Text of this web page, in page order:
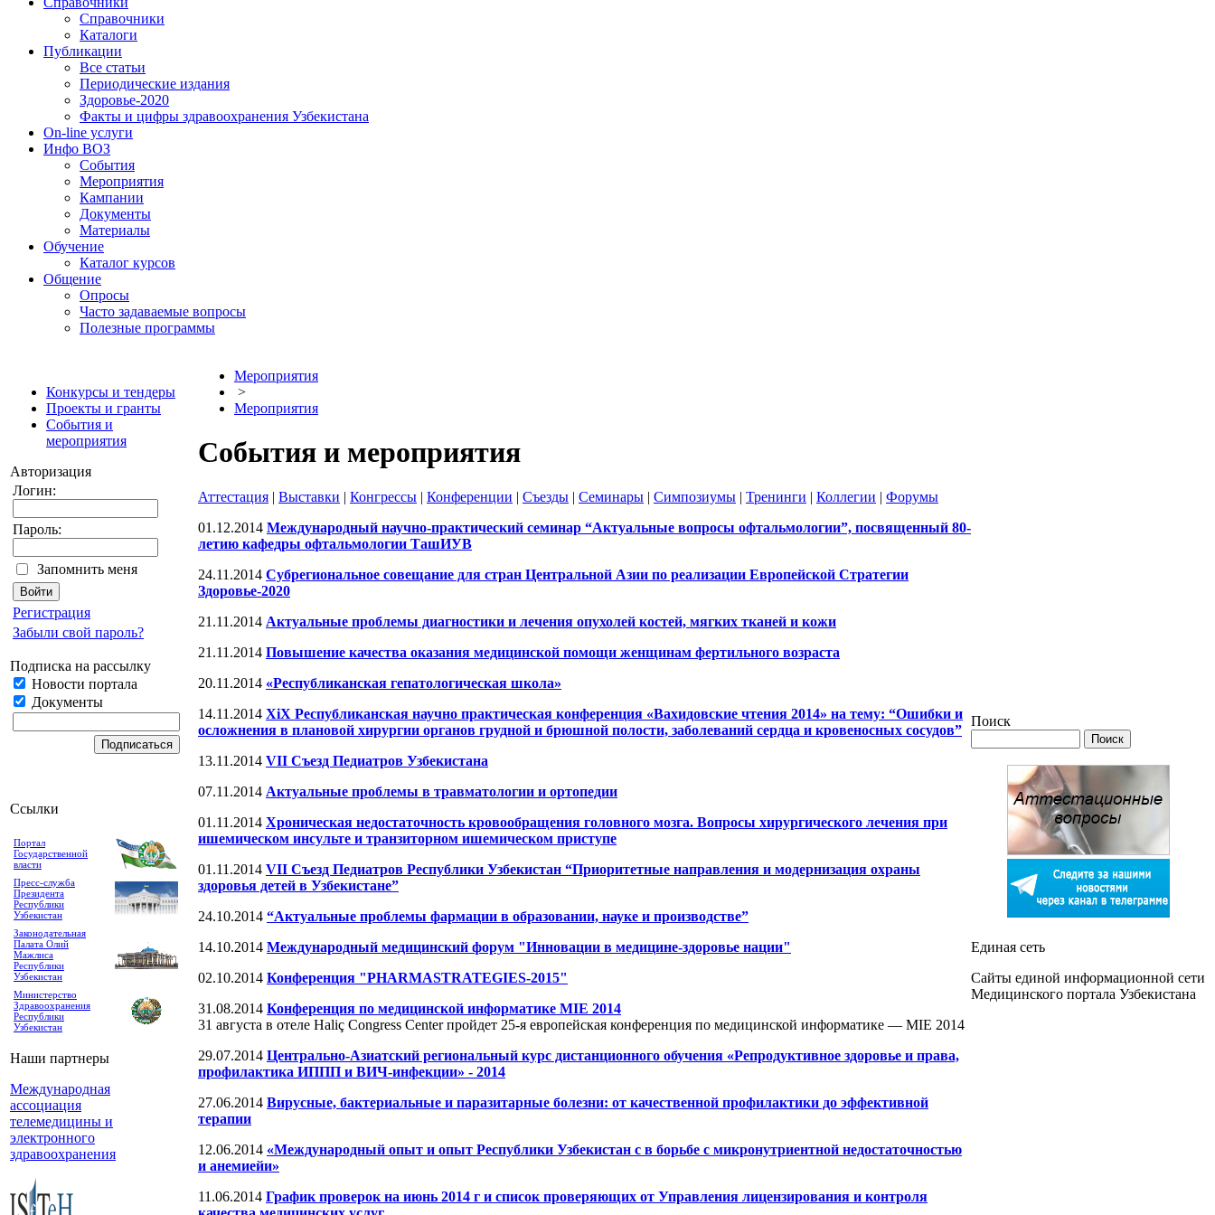
Справочники
Каталоги
Публикации
Все статьи
Периодические издания
Здоровье-2020
Факты и цифры здравоохранения Узбекистана
On-line услуги
Инфо ВОЗ
События
Мероприятия
Кампании
Документы
Материалы
Обучение
Каталог курсов
Общение
Опросы
Часто задаваемые вопросы
Полезные программы
Конкурсы и тендеры
Проекты и гранты
События и
мероприятия
Авторизация
Логин:
Пароль:
Запомнить меня
Регистрация
Забыли свой пароль?
Подписка на рассылку
Новости портала
Документы
Ссылки
Портал
Государственной
власти
Пресс-служба
Президента
Республики
Узбекистан
Законодательная
Палата Олий
Мажлиса
Республики
Узбекистан
Министерство
Здравоохранения
Республики
Узбекистан
Наши партнеры
Международная
ассоциация
телемедицины и
электронного
здравоохранения
Мероприятия
>
Мероприятия
События и мероприятия
Аттестация | Выставки | Конгрессы | Конференции | Съезды | Семинары | Симпозиумы | Тренинги | Коллегии | Форумы
01.12.2014 Международный научно-практический семинар “Актуальные вопросы офтальмологии”, посвященный 80-
летию кафедры офтальмологии ТашИУВ
24.11.2014 Субрегиональное совещание для стран Центральной Азии по реализации Европейской Стратегии
Здоровье-2020
21.11.2014 Актуальные проблемы диагностики и лечения опухолей костей, мягких тканей и кожи
21.11.2014 Повышение качества оказания медицинской помощи женщинам фертильного возраста
20.11.2014 «Республиканская гепатологическая школа»
14.11.2014 XiX Республиканская научно практическая конференция «Вахидовские чтения 2014» на тему: “Ошибки и
осложнения в плановой хирургии органов грудной и брюшной полости, заболеваний сердца и кровеносных сосудов”
13.11.2014 VII Съезд Педиатров Узбекистана
07.11.2014 Актуальные проблемы в травматологии и ортопедии
01.11.2014 Хроническая недостаточность кровообращения головного мозга. Вопросы хирургического лечения при
ишемическом инсульте и транзиторном ишемическом приступе
01.11.2014 VII Съезд Педиатров Республики Узбекистан “Приоритетные направления и модернизация охраны
здоровья детей в Узбекистане”
24.10.2014 “Актуальные проблемы фармации в образовании, науке и производстве”
14.10.2014 Международный медицинский форум "Инновации в медицине-здоровье нации"
02.10.2014 Конференция "PHARMASTRATEGIES-2015"
31.08.2014 Конференция по медицинской информатике MIE 2014
31 августа в отеле Haliç Congress Center пройдет 25-я европейская конференция по медицинской информатике — MIE 2014
29.07.2014 Центрально-Азиатский региональный курс дистанционного обучения «Репродуктивное здоровье и права,
профилактика ИППП и ВИЧ-инфекции» - 2014
27.06.2014 Вирусные, бактериальные и паразитарные болезни: от качественной профилактики до эффективной
терапии
12.06.2014 «Международный опыт и опыт Республики Узбекистан с в борьбе с микронутриентной недостаточностью
и анемиейи»
11.06.2014 График проверок на июнь 2014 г и список проверяющих от Управления лицензирования и контроля
Поиск
Единая сеть
Сайты единой информационной сети
Медицинского портала Узбекистана